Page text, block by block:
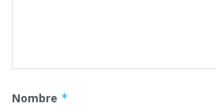
Nombre *